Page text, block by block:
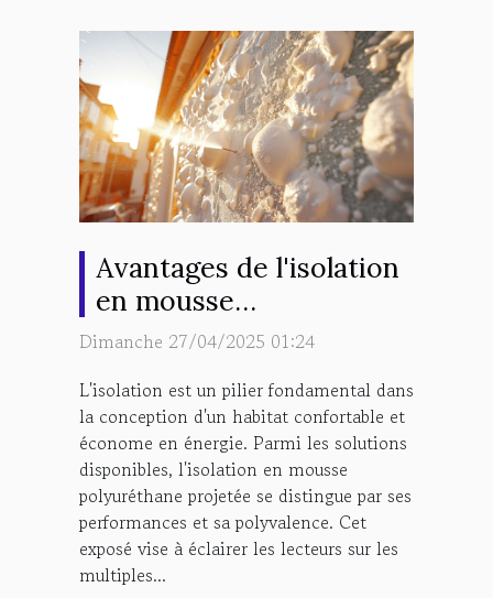
Avantages de l'isolation
en mousse
polyuréthane projetée
Dimanche 27/04/2025 01:24
L'isolation est un pilier fondamental dans
la conception d'un habitat confortable et
économe en énergie. Parmi les solutions
disponibles, l'isolation en mousse
polyuréthane projetée se distingue par ses
performances et sa polyvalence. Cet
exposé vise à éclairer les lecteurs sur les
multiples...